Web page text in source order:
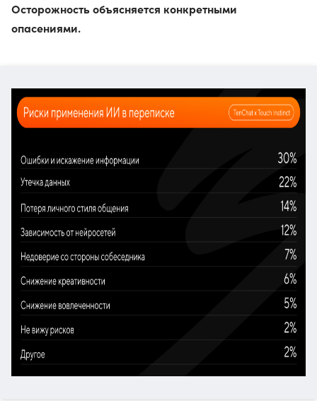
Осторожность объясняется конкретными
опасениями.